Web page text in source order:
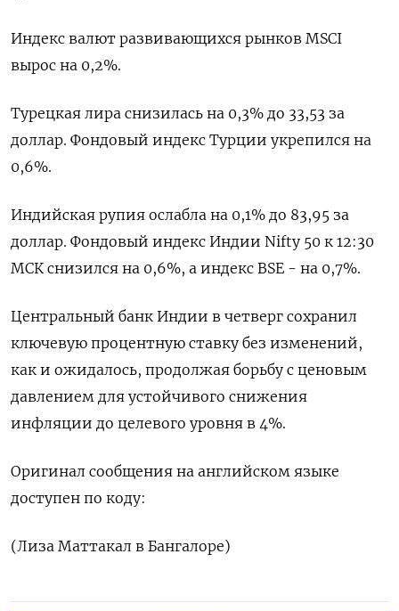
Индекс валют развивающихся рынков MSCI
вырос на 0,2%.
Турецкая лира снизилась на 0,3% до 33,53 за
доллар. Фондовый индекс Турции укрепился на
0,6%.
Индийская рупия ослабла на 0,1% до 83,95 за
доллар. Фондовый индекс Индии Nifty 50 к 12:30
МСК снизился на 0,6%, а индекс BSE - на 0,7%.
Центральный банк Индии в четверг сохранил
ключевую процентную ставку без изменений,
как и ожидалось, продолжая борьбу с ценовым
давлением для устойчивого снижения
инфляции до целевого уровня в 4%.
Оригинал сообщения на английском языке
доступен по коду:
(Лиза Маттакал в Бангалоре)